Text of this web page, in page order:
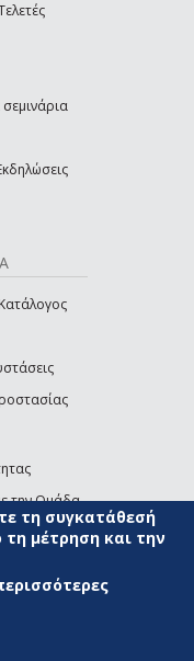
την Ομάδα
site(link sends e-mail)
τη συγκατάθεσή
μέτρηση και την